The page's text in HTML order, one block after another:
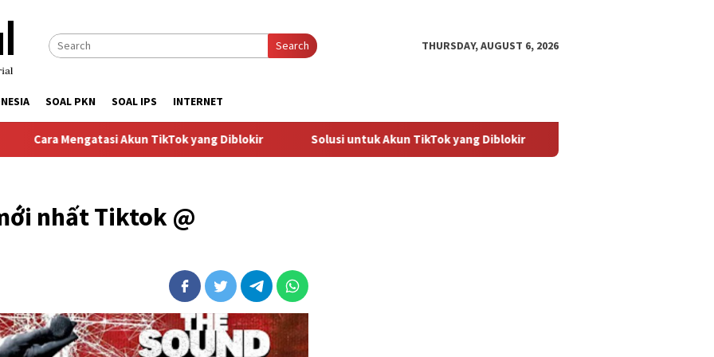
Search THURSDAY, AUGUST 6, 2026
SOAL PKN SOAL IPS INTERNET
Akun TikTok yang Diblokir Solusi untuk Akun TikTok yang Diblokir Panduan untuk Mengaktifkan Kembali
nhất Tiktok @